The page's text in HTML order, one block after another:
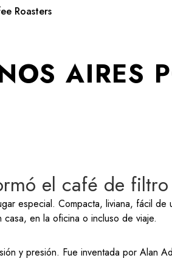
Roasters
AIRES
el café de filtro
especial. Compacta, liviana, fácil
en la oficina o incluso de viaje.
y presión. Fue inventada por Alan